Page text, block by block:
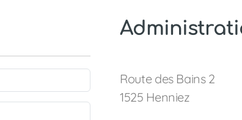
Route des Bains 2
1525 Henniez